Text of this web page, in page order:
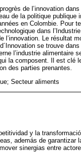
de l’innovation
de la politique
en Colombie. Pour
dans
Le résultat
se trouve
l’industrie alimentaire
la composent. Il est clé
des parties prenantes.
Secteur aliments
y la
además de garantizar
sinergias entre